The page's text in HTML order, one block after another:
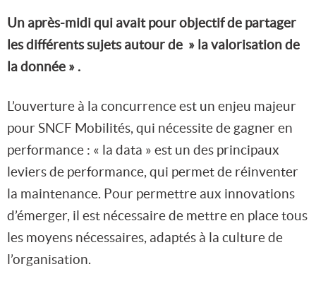
Un après-midi qui avait pour objectif de partager
les différents sujets autour de » la valorisation de
la donnée » .
L’ouverture à la concurrence est un enjeu majeur
pour SNCF Mobilités, qui nécessite de gagner en
performance : « la data » est un des principaux
leviers de performance, qui permet de réinventer
la maintenance. Pour permettre aux innovations
d’émerger, il est nécessaire de mettre en place tous
les moyens nécessaires, adaptés à la culture de
l’organisation.